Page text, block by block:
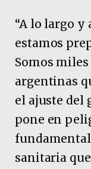
“A lo largo y
estamos
Somos
argentinas
el ajuste del
pone en
sanitaria